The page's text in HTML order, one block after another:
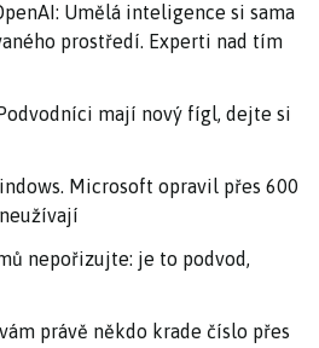
Umělá inteligence si sama
prostředí. Experti nad tím
mají nový fígl, dejte si
Microsoft opravil přes 600
nepořizujte: je to podvod,
právě někdo krade číslo přes